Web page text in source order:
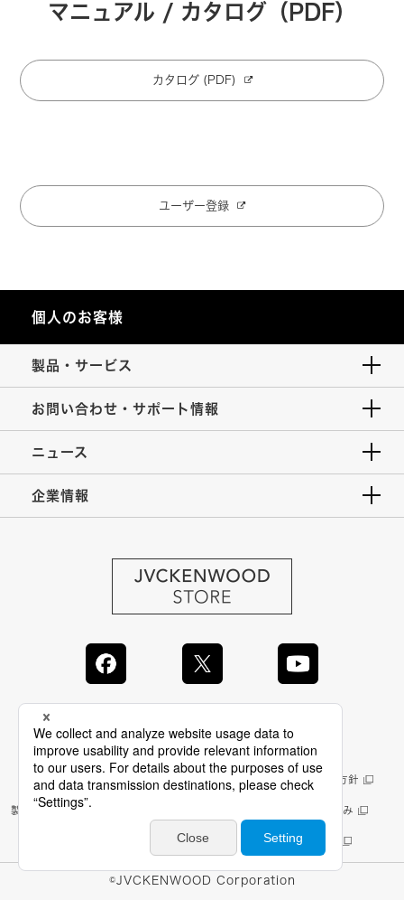
マニュアル / カタログ（PDF）
カタログ (PDF)
ユーザー登録
個人のお客様
製品・サービス
お問い合わせ・サポート情報
ニュース
企業情報
JVC Global
©JVCKENWOOD Corporation
情報セキュリティ基本方針 製品安全に関する基本方針
製品を安全にお使いいただくため 正しい表示への取り組み
個人情報保護方針